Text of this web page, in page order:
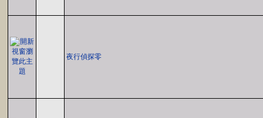
夜行偵探零